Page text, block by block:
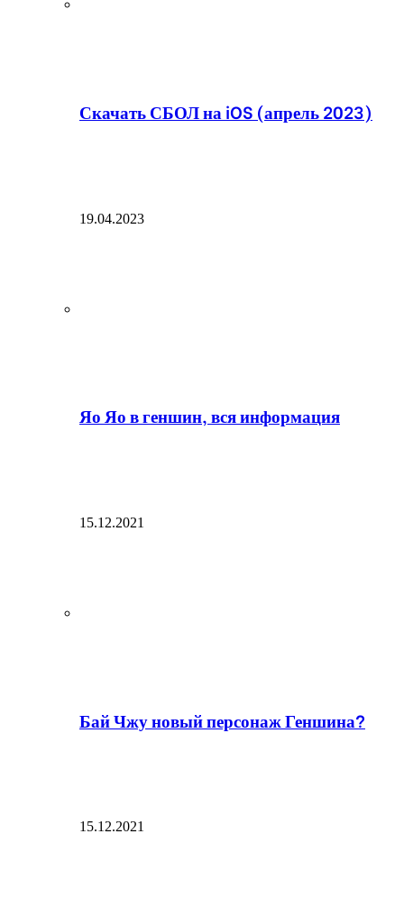
Скачать СБОЛ на iOS (апрель 2023)
19.04.2023
Яо Яо в геншин, вся информация
15.12.2021
Бай Чжу новый персонаж Геншина?
15.12.2021